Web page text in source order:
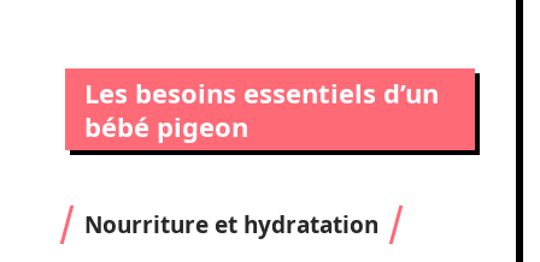
Les besoins essentiels d’un
bébé pigeon
Nourriture et hydratation